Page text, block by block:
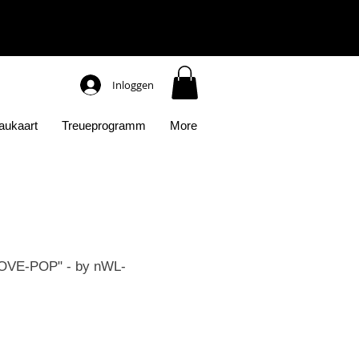
Inloggen
Treueprogramm More
POP" - by nWL-